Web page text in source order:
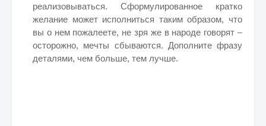
реализовываться. Сформулированное кратко
желание может исполниться таким образом, что
вы о нем пожалеете, не зря же в народе говорят –
осторожно, мечты сбываются. Дополните фразу
деталями, чем больше, тем лучше.